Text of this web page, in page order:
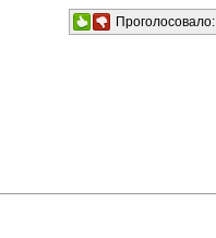
Проголосовало: